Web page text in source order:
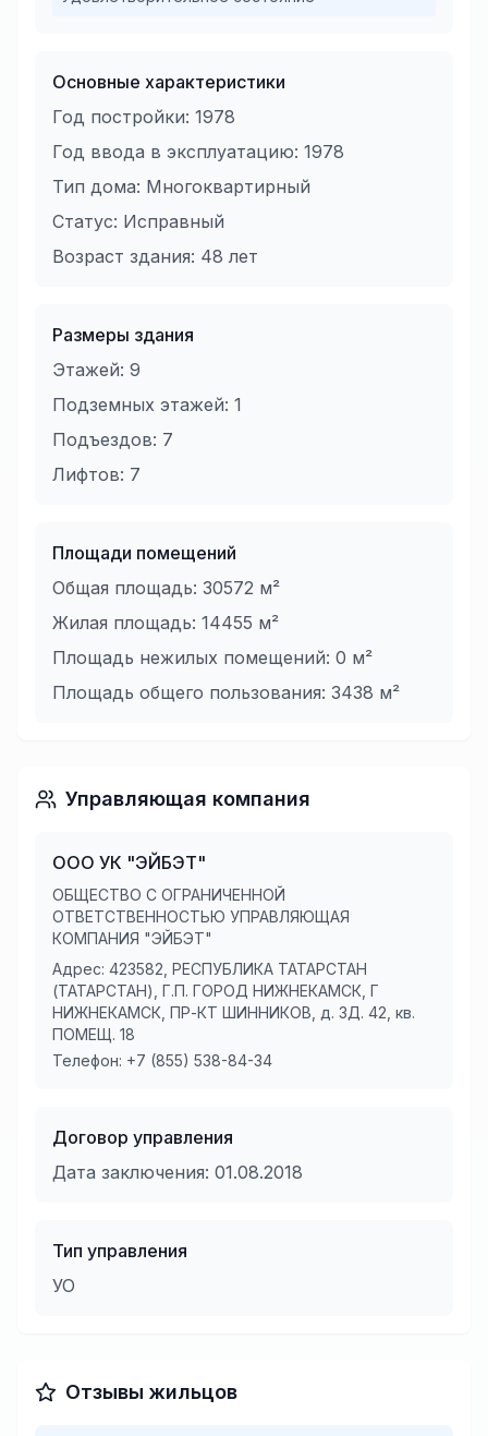
Основные характеристики
Год постройки: 1978
Год ввода в эксплуатацию: 1978
Тип дома: Многоквартирный
Статус: Исправный
Возраст здания: 48 лет
Размеры здания
Этажей: 9
Подземных этажей: 1
Подъездов: 7
Лифтов: 7
Площади помещений
Общая площадь: 30572 м²
Жилая площадь: 14455 м²
Площадь нежилых помещений: 0 м²
Площадь общего пользования: 3438 м²
Управляющая компания
ООО УК "ЭЙБЭТ"
ОБЩЕСТВО С ОГРАНИЧЕННОЙ
ОТВЕТСТВЕННОСТЬЮ УПРАВЛЯЮЩАЯ
КОМПАНИЯ "ЭЙБЭТ"
Адрес: 423582, РЕСПУБЛИКА ТАТАРСТАН
(ТАТАРСТАН), Г.П. ГОРОД НИЖНЕКАМСК, Г
НИЖНЕКАМСК, ПР-КТ ШИННИКОВ, д. ЗД. 42, кв.
ПОМЕЩ. 18
Телефон: +7 (855) 538-84-34
Договор управления
Дата заключения: 01.08.2018
Тип управления
УО
Отзывы жильцов